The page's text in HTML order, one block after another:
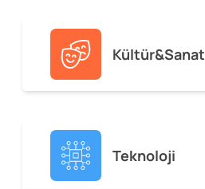
Kültür&Sanat
Teknoloji